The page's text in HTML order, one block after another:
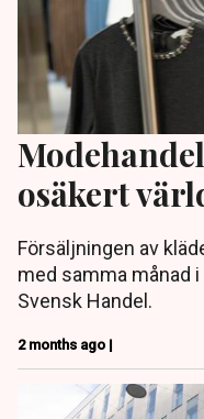
osäkert
Försäljningen av
med samma månad
Svensk Handel.
2 months ago |